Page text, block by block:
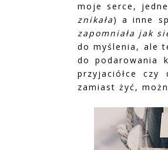
moje serce,
znikała) a inne
zapomniała jak
do myślenia, ale
do podarowania
przyjaciółce
zamiast żyć,